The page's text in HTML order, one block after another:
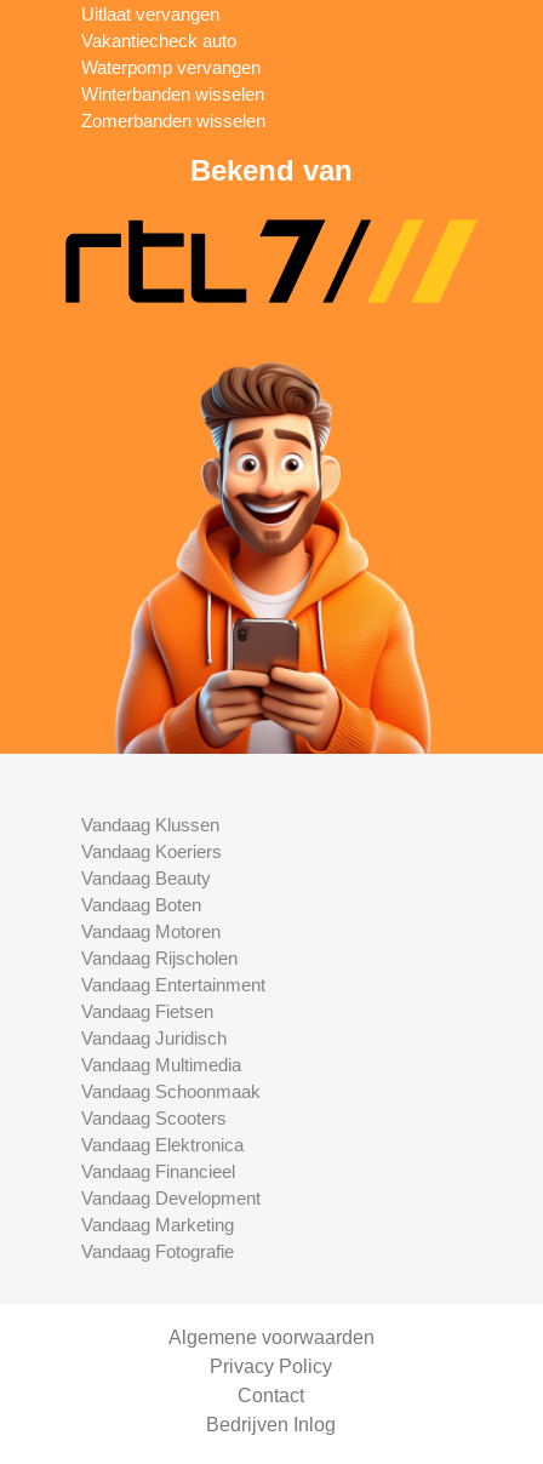
Uitlaat vervangen
Vakantiecheck auto
Waterpomp vervangen
Winterbanden wisselen
Zomerbanden wisselen
Bekend van
Vandaag Klussen
Vandaag Koeriers
Vandaag Beauty
Vandaag Boten
Vandaag Motoren
Vandaag Rijscholen
Vandaag Entertainment
Vandaag Fietsen
Vandaag Juridisch
Vandaag Multimedia
Vandaag Schoonmaak
Vandaag Scooters
Vandaag Elektronica
Vandaag Financieel
Vandaag Development
Vandaag Marketing
Vandaag Fotografie
Algemene voorwaarden
Privacy Policy
Contact
Bedrijven Inlog